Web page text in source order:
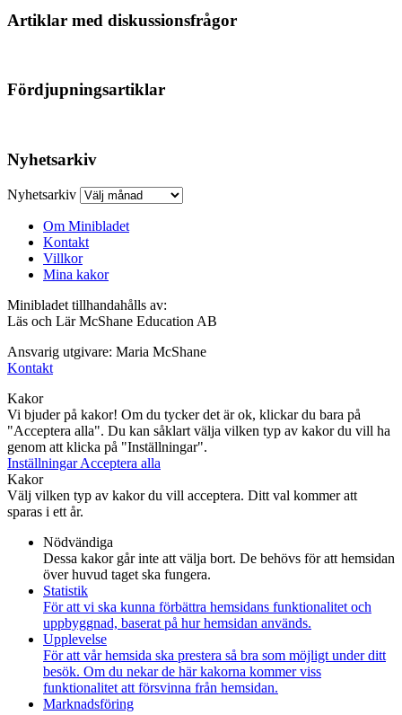
Artiklar med diskussionsfrågor
Fördjupningsartiklar
Nyhetsarkiv
Nyhetsarkiv
Om Minibladet
Kontakt
Villkor
Mina kakor
Minibladet tillhandahålls av:
Läs och Lär McShane Education AB
Ansvarig utgivare: Maria McShane
Kontakt
Kakor
Vi bjuder på kakor! Om du tycker det är ok, klickar du bara på
"Acceptera alla". Du kan såklart välja vilken typ av kakor du vill ha
genom att klicka på "Inställningar".
InställningarAcceptera alla
Kakor
Välj vilken typ av kakor du vill acceptera. Ditt val kommer att
sparas i ett år.
Nödvändiga
Dessa kakor går inte att välja bort. De behövs för att hemsidan
över huvud taget ska fungera.
Statistik
För att vi ska kunna förbättra hemsidans funktionalitet och
uppbyggnad, baserat på hur hemsidan används.
Upplevelse
För att vår hemsida ska prestera så bra som möjligt under ditt
besök. Om du nekar de här kakorna kommer viss
funktionalitet att försvinna från hemsidan.
Marknadsföring